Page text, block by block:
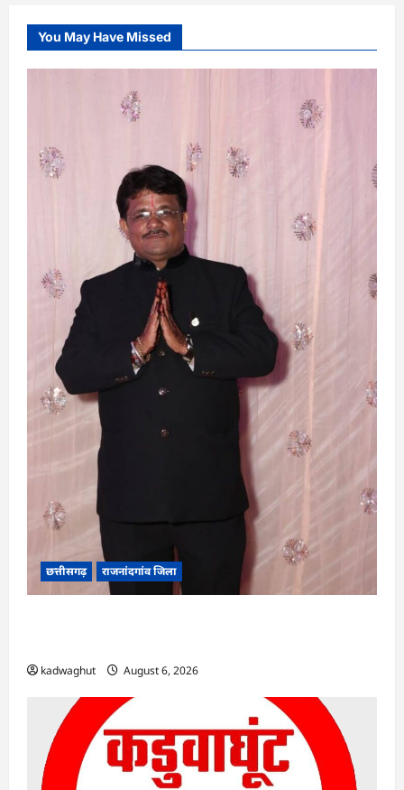
You May Have Missed
छत्तीसगढ़ राजनांदगांव जिला
kadwaghut August 6, 2026